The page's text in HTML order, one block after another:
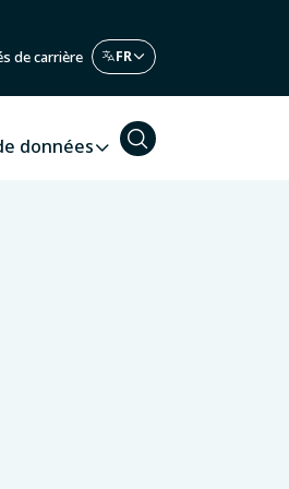
de carrière
données